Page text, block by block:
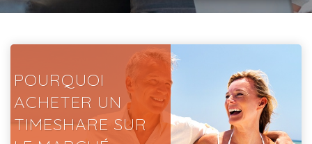
POURQUOI
ACHETER UN
TIMESHARE SUR